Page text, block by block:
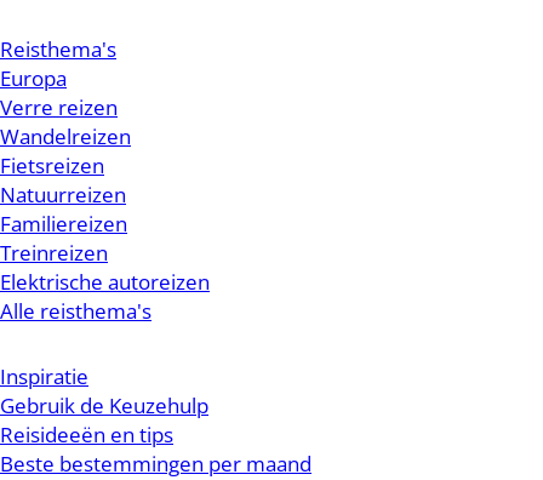
Reisthema's
Europa
Verre reizen
Wandelreizen
Fietsreizen
Natuurreizen
Familiereizen
Treinreizen
Elektrische autoreizen
Alle reisthema's
Inspiratie
Gebruik de Keuzehulp
Reisideeën en tips
Beste bestemmingen per maand